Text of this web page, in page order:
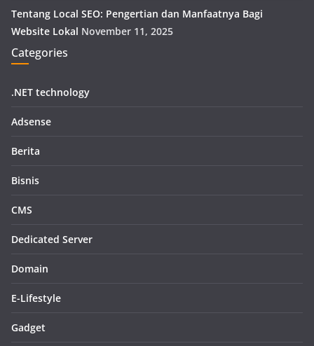
Tentang Local SEO: Pengertian dan Manfaatnya Bagi
Website Lokal November 11, 2025
Categories
.NET technology
Adsense
Berita
Bisnis
CMS
Dedicated Server
Domain
E-Lifestyle
Gadget